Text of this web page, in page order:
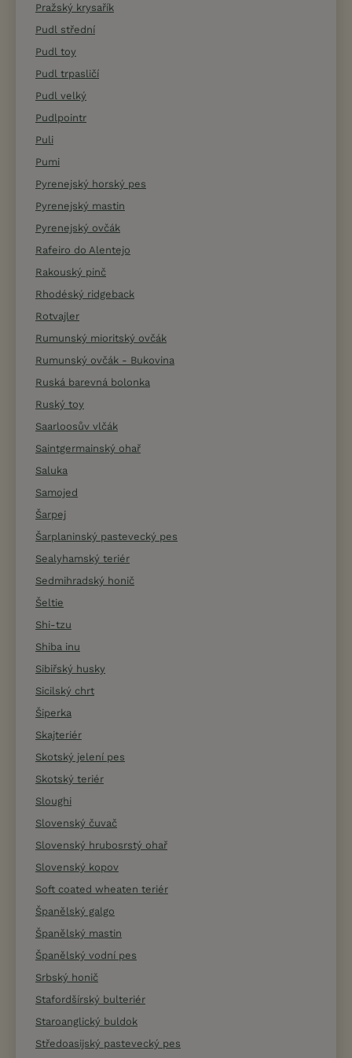
Pražský krysařík
Pudl střední
Pudl toy
Pudl trpasličí
Pudl velký
Pudlpointr
Puli
Pumi
Pyrenejský horský pes
Pyrenejský mastin
Pyrenejský ovčák
Rafeiro do Alentejo
Rakouský pinč
Rhodéský ridgeback
Rotvajler
Rumunský mioritský ovčák
Rumunský ovčák - Bukovina
Ruská barevná bolonka
Ruský toy
Saarloosův vlčák
Saintgermainský ohař
Saluka
Samojed
Šarpej
Šarplaninský pastevecký pes
Sealyhamský teriér
Sedmihradský honič
Šeltie
Shi-tzu
Shiba inu
Sibiřský husky
Sicilský chrt
Šiperka
Skajteriér
Skotský jelení pes
Skotský teriér
Sloughi
Slovenský čuvač
Slovenský hrubosrstý ohař
Slovenský kopov
Soft coated wheaten teriér
Španělský galgo
Španělský mastin
Španělský vodní pes
Srbský honič
Stafordšírský bulteriér
Staroanglický buldok
Středoasijský pastevecký pes